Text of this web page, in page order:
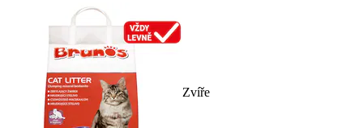
Zvíře